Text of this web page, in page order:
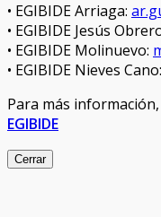
• EGIBIDE Arriaga:
• EGIBIDE Jesús
• EGIBIDE Molinuevo:
• EGIBIDE Nieves Cano:
Para más
EGIBIDE
Cerrar